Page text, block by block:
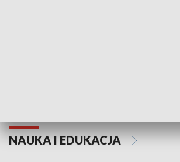
NAUKA I EDUKACJA